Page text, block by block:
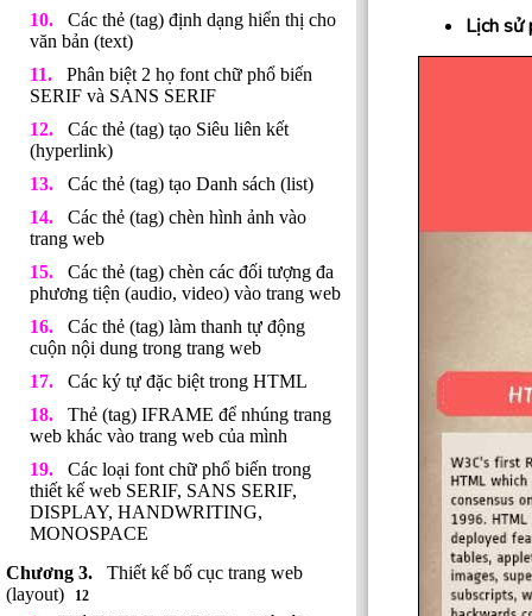
Các thẻ (tag) định dạng hiển thị cho
văn bản (text)
Phân biệt 2 họ font chữ phổ biến
SERIF và SANS SERIF
Các thẻ (tag) tạo Siêu liên kết
(hyperlink)
Các thẻ (tag) tạo Danh sách (list)
Các thẻ (tag) chèn hình ảnh vào
trang web
Các thẻ (tag) chèn các đối tượng đa
phương tiện (audio, video) vào trang web
Các thẻ (tag) làm thanh tự động
cuộn nội dung trong trang web
Các ký tự đặc biệt trong HTML
Thẻ (tag) IFRAME để nhúng trang
web khác vào trang web của mình
Các loại font chữ phổ biến trong
thiết kế web SERIF, SANS SERIF,
DISPLAY, HANDWRITING,
MONOSPACE
Thiết kế bố cục trang web
(layout)
12
Lịch sử